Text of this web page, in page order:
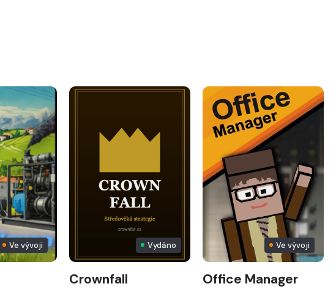
Ve vývoji Vydáno
Crownfall
Ve vývoji
Office Manager